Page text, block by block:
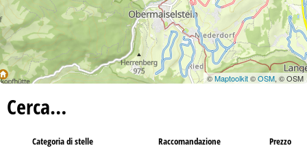
©Maptoolkit©OSM, © OSM
Cerca…
Categoria di stelle Raccomandazione Prezzo